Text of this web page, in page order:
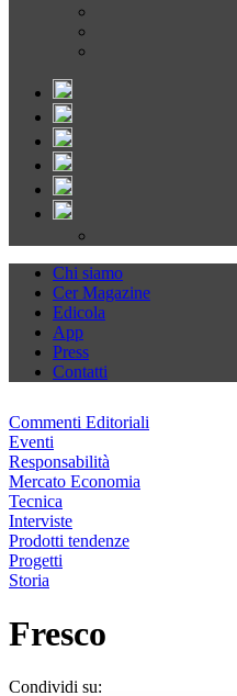
Chi siamo
Cer Magazine
Edicola
App
Press
Contatti
Commenti Editoriali
Eventi
Responsabilità
Mercato Economia
Tecnica
Interviste
Prodotti tendenze
Progetti
Storia
Fresco
Condividi su: